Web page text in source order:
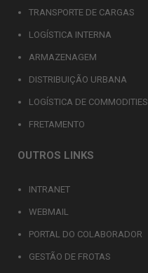
TRANSPORTE DE CARGAS
LOGÍSTICA INTERNA
ARMAZENAGEM
DISTRIBUIÇÃO URBANA
LOGÍSTICA DE COMMODITIES
FRETAMENTO
OUTROS LINKS
INTRANET
WEBMAIL
PORTAL DO COLABORADOR
GESTÃO DE FROTAS